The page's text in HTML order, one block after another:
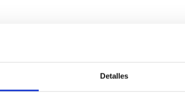
Detalles